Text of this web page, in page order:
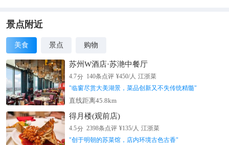
景点附近
美食 景点 购物
苏州W酒店·苏滟中餐厅
4.7分 140条点评 ¥450/人 江浙菜
"临窗尽赏大美湖景，菜品创新又不失传统精髓"
直线距离45.8km
得月楼(观前店)
4.5分 2398条点评 ¥135/人 江浙菜
"创于明朝的苏菜馆，店内环境古色古香"